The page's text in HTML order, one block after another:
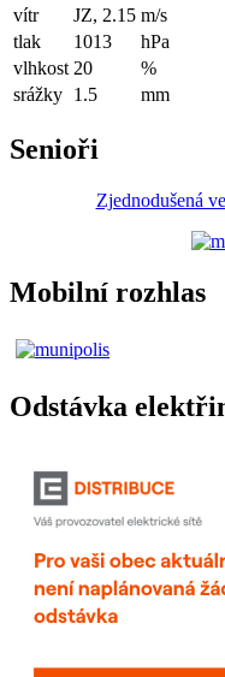
vítr
JZ, 2.15 m/s
tlak
1013
hPa
vlhkost 20
%
srážky 1.5 mm
Senioři
Zjednodušená
Mobilní rozhlas
Odstávka